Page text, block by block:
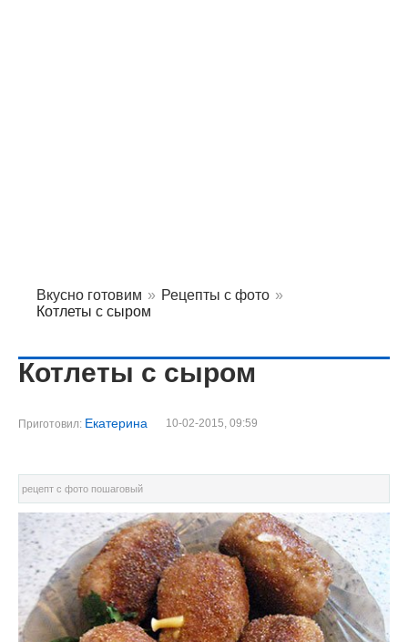
Вкусно готовим » Рецепты с фото »
Котлеты с сыром
Котлеты с сыром
Приготовил: Екатерина 10-02-2015, 09:59
рецепт с фото пошаговый